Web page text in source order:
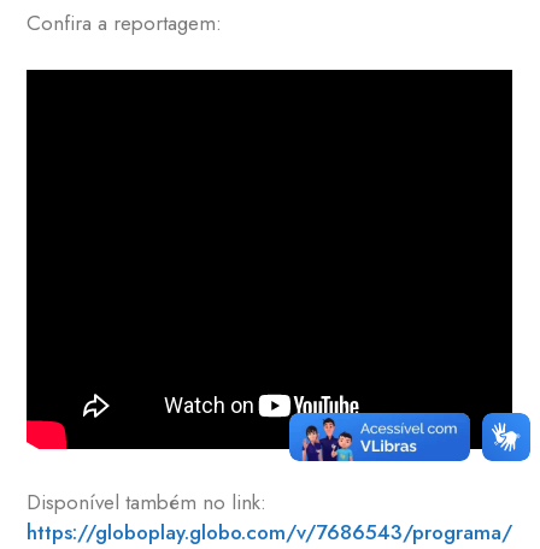
Confira a reportagem:
Disponível também no link:
https://globoplay.globo.com/v/7686543/programa/